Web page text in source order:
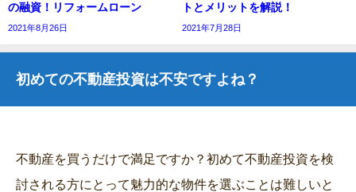
の融資！リフォームローン
2021年8月26日
トとメリットを解説！
2021年7月28日
初めての不動産投資は不安ですよね？
不動産を買うだけで満足ですか？初めて不動産投資を検
討される方にとって魅力的な物件を選ぶことは難しいと